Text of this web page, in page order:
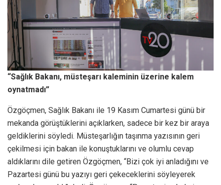
“Sağlık Bakanı, müsteşarı kaleminin üzerine kalem
oynatmadı”
Özgöçmen, Sağlık Bakanı ile 19 Kasım Cumartesi günü bir
mekanda görüştüklerini açıklarken, sadece bir kez bir araya
geldiklerini söyledi. Müsteşarlığın taşınma yazısının geri
çekilmesi için bakan ile konuştuklarını ve olumlu cevap
aldıklarını dile getiren Özgöçmen, “Bizi çok iyi anladığını ve
Pazartesi günü bu yazıyı geri çekeceklerini söyleyerek